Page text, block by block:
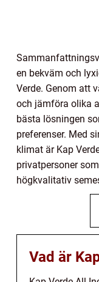
en bekväm och
Verde. Genom att
och jämföra olika
bästa lösningen
preferenser. Med
klimat är Kap
privatpersoner
högkvalitativ
Vad är